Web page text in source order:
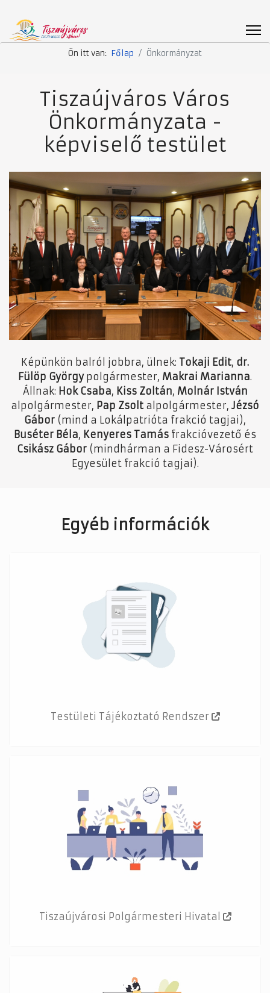
Ön itt van: Főlap Önkormányzat
Tiszaújváros Város
Önkormányzata -
képviselő testület
Képünkön balról jobbra, ülnek: Tokaji Edit, dr.
Fülöp Györgypolgármester, Makrai Marianna.
Állnak: Hok Csaba, Kiss Zoltán, Molnár István
alpolgármester, Pap Zsoltalpolgármester, Jézsó
Gábor (mind a Lokálpatrióta frakció tagjai),
Buséter Béla, Kenyeres Tamás frakcióvezető és
Csikász Gábor (mindhárman a Fidesz-Városért
Egyesület frakció tagjai).
Egyéb információk
Testületi Tájékoztató Rendszer
Tiszaújvárosi Polgármesteri Hivatal